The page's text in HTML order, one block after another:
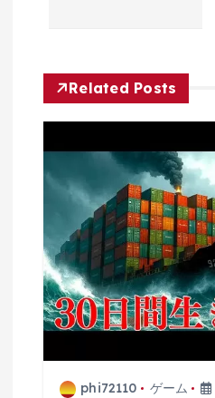
シ
ョ
ン
Related Posts
phi72110 ゲーム